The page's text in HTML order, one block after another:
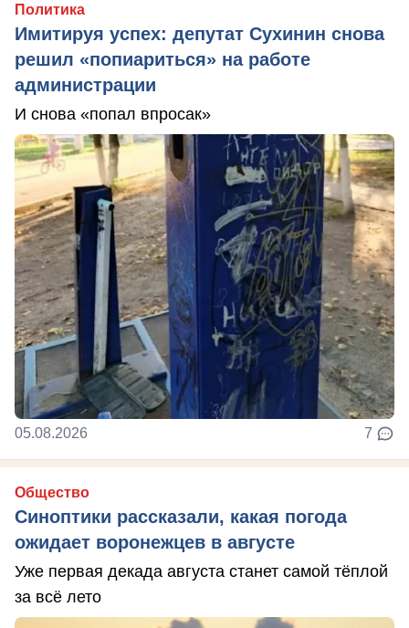
Политика
Имитируя успех: депутат Сухинин снова
решил «попиариться» на работе
администрации
И снова «попал впросак»
05.08.2026 7
Общество
Синоптики рассказали, какая погода
ожидает воронежцев в августе
Уже первая декада августа станет самой тёплой
за всё лето